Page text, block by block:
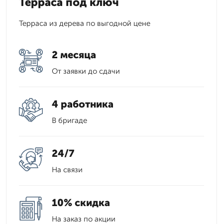
Терраса из дерева по выгодной цене
2 месяца
От заявки до сдачи
4 работника
В бригаде
24/7
На связи
10% скидка
На заказ по акции